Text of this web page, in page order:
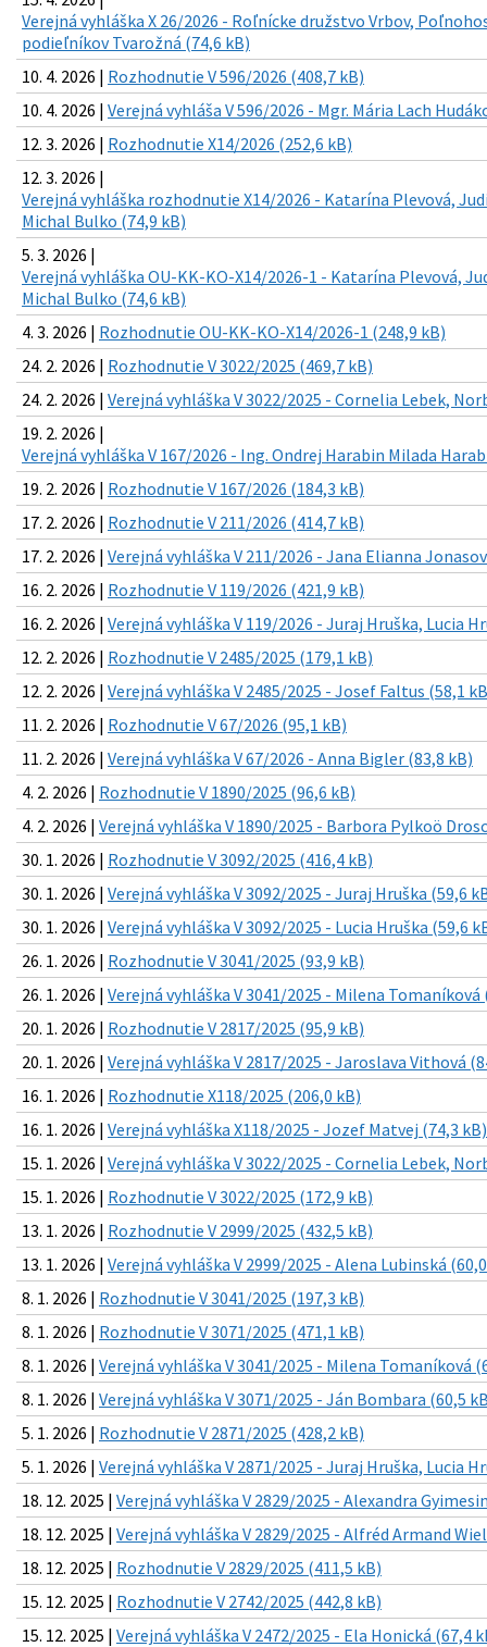
Verejná vyhláška X 26/2026 - Roľnícke družstvo Vrbov,
podieľníkov Tvarožná (74,6 kB)
10. 4. 2026 | Rozhodnutie V 596/2026 (408,7 kB)
10. 4. 2026 | Verejná vyhláša V 596/2026 - Mgr. Mária Lach
12. 3. 2026 | Rozhodnutie X14/2026 (252,6 kB)
12. 3. 2026 |
Verejná vyhláška rozhodnutie X14/2026 - Katarína Plevová,
Michal Bulko (74,9 kB)
5. 3. 2026 |
Verejná vyhláška OU-KK-KO-X14/2026-1 - Katarína Plevová,
Michal Bulko (74,6 kB)
4. 3. 2026 | Rozhodnutie OU-KK-KO-X14/2026-1 (248,9 kB)
24. 2. 2026 | Rozhodnutie V 3022/2025 (469,7 kB)
24. 2. 2026 | Verejná vyhláška V 3022/2025 - Cornelia Lebek,
19. 2. 2026 |
Verejná vyhláška V 167/2026 - Ing. Ondrej Harabin Milada
19. 2. 2026 | Rozhodnutie V 167/2026 (184,3 kB)
17. 2. 2026 | Rozhodnutie V 211/2026 (414,7 kB)
17. 2. 2026 | Verejná vyhláška V 211/2026 - Jana Elianna
16. 2. 2026 | Rozhodnutie V 119/2026 (421,9 kB)
16. 2. 2026 | Verejná vyhláška V 119/2026 - Juraj Hruška, Lucia
12. 2. 2026 | Rozhodnutie V 2485/2025 (179,1 kB)
12. 2. 2026 | Verejná vyhláška V 2485/2025 - Josef Faltus (58,1
11. 2. 2026 | Rozhodnutie V 67/2026 (95,1 kB)
11. 2. 2026 | Verejná vyhláška V 67/2026 - Anna Bigler (83,8 kB)
4. 2. 2026 | Rozhodnutie V 1890/2025 (96,6 kB)
4. 2. 2026 | Verejná vyhláška V 1890/2025 - Barbora Pylkoö
30. 1. 2026 | Rozhodnutie V 3092/2025 (416,4 kB)
30. 1. 2026 | Verejná vyhláška V 3092/2025 - Juraj Hruška (59,6
30. 1. 2026 | Verejná vyhláška V 3092/2025 - Lucia Hruška (59,6
26. 1. 2026 | Rozhodnutie V 3041/2025 (93,9 kB)
26. 1. 2026 | Verejná vyhláška V 3041/2025 - Milena Tomaníková
20. 1. 2026 | Rozhodnutie V 2817/2025 (95,9 kB)
20. 1. 2026 | Verejná vyhláška V 2817/2025 - Jaroslava Vithová
16. 1. 2026 | Rozhodnutie X118/2025 (206,0 kB)
16. 1. 2026 | Verejná vyhláška X118/2025 - Jozef Matvej (74,3 kB)
15. 1. 2026 | Verejná vyhláška V 3022/2025 - Cornelia Lebek,
15. 1. 2026 | Rozhodnutie V 3022/2025 (172,9 kB)
13. 1. 2026 | Rozhodnutie V 2999/2025 (432,5 kB)
13. 1. 2026 | Verejná vyhláška V 2999/2025 - Alena Lubinská
8. 1. 2026 | Rozhodnutie V 3041/2025 (197,3 kB)
8. 1. 2026 | Rozhodnutie V 3071/2025 (471,1 kB)
8. 1. 2026 | Verejná vyhláška V 3041/2025 - Milena Tomaníková
8. 1. 2026 | Verejná vyhláška V 3071/2025 - Ján Bombara (60,5
5. 1. 2026 | Rozhodnutie V 2871/2025 (428,2 kB)
5. 1. 2026 | Verejná vyhláška V 2871/2025 - Juraj Hruška, Lucia
18. 12. 2025 | Verejná vyhláška V 2829/2025 - Alexandra
18. 12. 2025 | Verejná vyhláška V 2829/2025 - Alfréd Armand
18. 12. 2025 | Rozhodnutie V 2829/2025 (411,5 kB)
15. 12. 2025 | Rozhodnutie V 2742/2025 (442,8 kB)
15. 12. 2025 | Verejná vyhláška V 2472/2025 - Ela Honická (67,4